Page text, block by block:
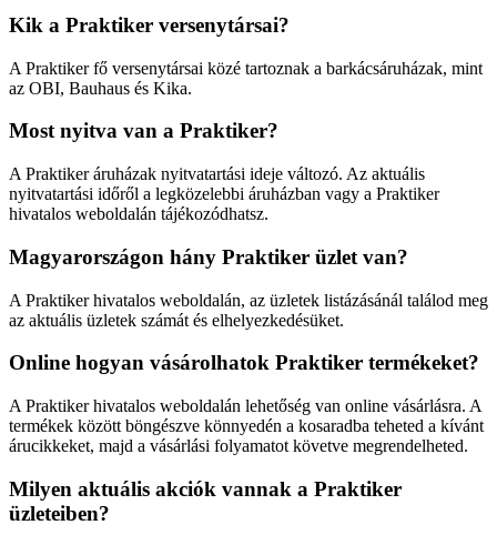
Kik a Praktiker versenytársai?
A Praktiker fő versenytársai közé tartoznak a barkácsáruházak, mint
az OBI, Bauhaus és Kika.
Most nyitva van a Praktiker?
A Praktiker áruházak nyitvatartási ideje változó. Az aktuális
nyitvatartási időről a legközelebbi áruházban vagy a Praktiker
hivatalos weboldalán tájékozódhatsz.
Magyarországon hány Praktiker üzlet van?
A Praktiker hivatalos weboldalán, az üzletek listázásánál találod meg
az aktuális üzletek számát és elhelyezkedésüket.
Online hogyan vásárolhatok Praktiker termékeket?
A Praktiker hivatalos weboldalán lehetőség van online vásárlásra. A
termékek között böngészve könnyedén a kosaradba teheted a kívánt
árucikkeket, majd a vásárlási folyamatot követve megrendelheted.
Milyen aktuális akciók vannak a Praktiker
üzleteiben?